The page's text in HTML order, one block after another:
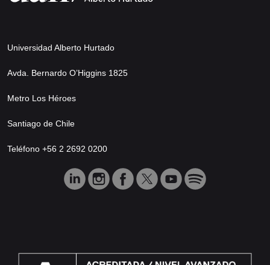
Universidad Alberto Hurtado
Avda. Bernardo O’Higgins 1825
Metro Los Héroes
Santiago de Chile
Teléfono +56 2 2692 0200